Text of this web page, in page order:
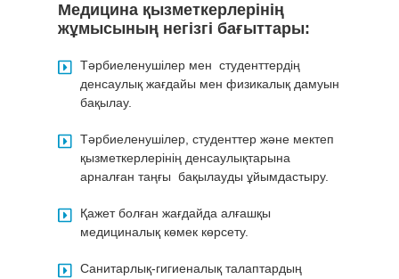
Медицина қызметкерлерінің
жұмысының негізгі бағыттары:
Тәрбиеленушілер мен студенттердің
денсаулық жағдайы мен физикалық дамуын
бақылау.
Тәрбиеленушілер, студенттер және мектеп
қызметкерлерінің денсаулықтарына
арналған таңғы бақылауды ұйымдастыру.
Қажет болған жағдайда алғашқы
медициналық көмек көрсету.
Санитарлық-гигиеналық талаптардың